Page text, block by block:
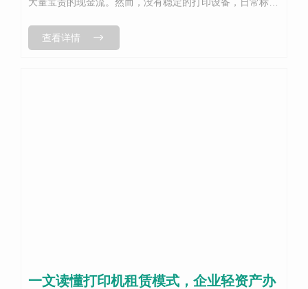
算内，实现办公效率的飞升？答案是...
查看详情
一文读懂打印机租赁模式，企业轻资产办